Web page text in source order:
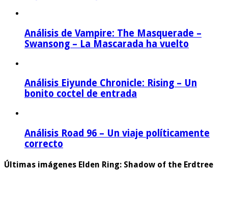
Análisis de Vampire: The Masquerade –
Swansong – La Mascarada ha vuelto
Análisis Eiyunde Chronicle: Rising – Un
bonito coctel de entrada
Análisis Road 96 – Un viaje políticamente
correcto
Últimas imágenes Elden Ring: Shadow of the Erdtree